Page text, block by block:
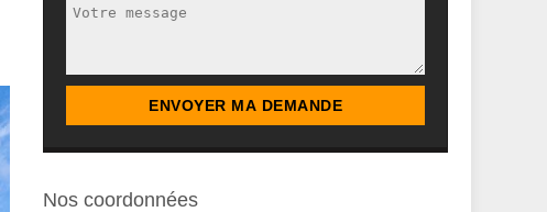
Nos coordonnées